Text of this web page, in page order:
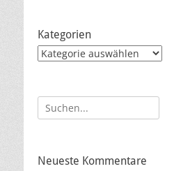
Kategorien
Kategorien
Suche
nach:
Neueste Kommentare